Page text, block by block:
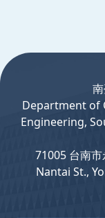
Departmentof
Engineering,
71005 台南
Nantai St.,